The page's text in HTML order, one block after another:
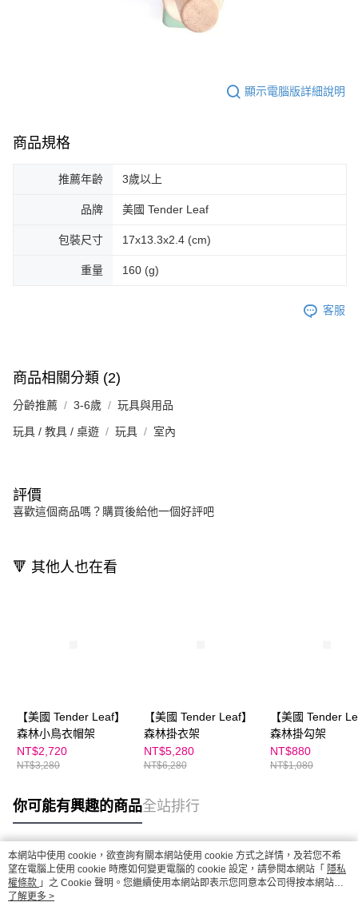
顯示電腦版詳細說明
商品規格
推薦年齡 3歲以上
品牌 美國 Tender Leaf
包裝尺寸 17x13.3x2.4 (cm)
重量 160 (g)
客服
商品相關分類 (2)
分齡推薦 3-6歲 玩具與用品
玩具 / 教具 / 桌遊 玩具 室內
評價
喜歡這個商品嗎？購買後給他一個好評吧
🔻 其他人也在看
【美國 Tender Leaf】
森林小鳥衣帽架
NT$2,720
NT$3,280
【美國 Tender Leaf】
森林掛衣架
NT$5,280
NT$6,280
【美國 Tender
森林掛勾架
NT$880
NT$1,080
你可能有興趣的商品全站排行
熱門標籤
本網站中使用 cookie，欲查詢有關本網站使用 cookie 方式之詳情，及若您不希
望在電腦上使用 cookie 時應如何變更電腦的 cookie 設定，請參閱本網站「 隱私
權條款 」之 Cookie 聲明。您繼續使用本網站即表示您同意本公司得按本網站使
用條款之 Cookie 聲明使用 cookie。
了解更多 >